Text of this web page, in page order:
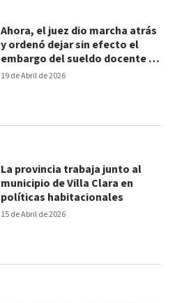
19 de Abril de 2026
Ahora, el juez dio marcha atrás
y ordenó dejar sin efecto el
embargo del sueldo docente a
concejal
15 de Abril de 2026
La provincia trabaja junto al
municipio de Villa Clara en
políticas habitacionales